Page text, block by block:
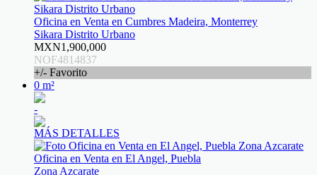
Oficina en Venta en Cumbres Madeira, Monterrey
Sikara Distrito Urbano
MXN1,900,000
NOF4814837
+/- Favorito
0 m²
-
MÁS DETALLES
Oficina en Venta en El Angel, Puebla
Zona Azcarate